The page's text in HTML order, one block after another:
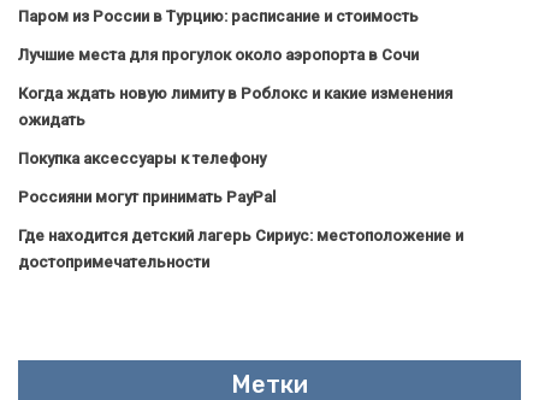
Паром из России в Турцию: расписание и стоимость
Лучшие места для прогулок около аэропорта в Сочи
Когда ждать новую лимиту в Роблокс и какие изменения
ожидать
Покупка аксессуары к телефону
Россияни могут принимать PayPal
Где находится детский лагерь Сириус: местоположение и
достопримечательности
Метки